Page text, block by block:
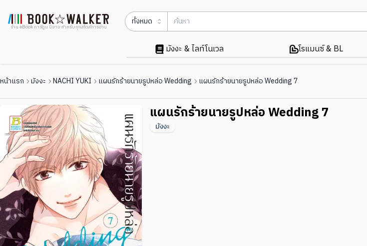
ร้าน eBook การ์ตูน นิยาย สำหรับทุกสไตล์การอ่าน
ทั้งหมด
มังงะ & ไลท์โนเวล โรแมนซ์ & BL
หน้าแรก มังงะ NACHI YUKI แผนรักร้ายนายรูปหล่อ Wedding แผนรักร้ายนายรูปหล่อ Wedding 7
แผนรักร้ายนายรูปหล่อ Wedding 7
มังงะ